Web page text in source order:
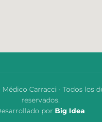
Carracci · Todos los
reservados.
por Big Idea